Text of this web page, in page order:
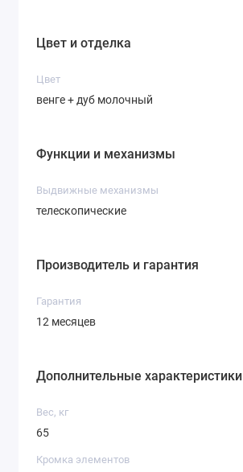
Цвет и отделка
Цвет
венге + дуб молочный
Функции и механизмы
Выдвижные механизмы
телескопические
Производитель и гарантия
Гарантия
12 месяцев
Дополнительные характеристики
Вес, кг
65
Кромка элементов